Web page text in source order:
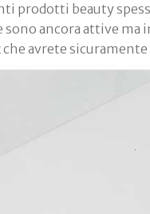
prodotti beauty
ancora attive ma
che avrete